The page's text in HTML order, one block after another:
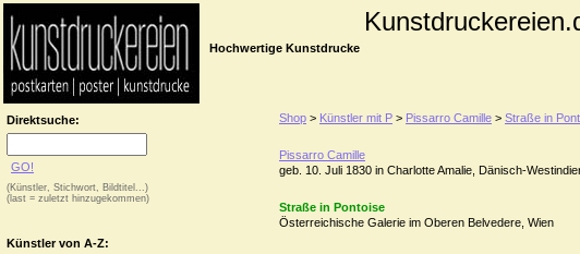
Hochwertige Kunstdrucke
Direktsuche:
GO!
(Künstler, Stichwort, Bildtitel...)
(last = zuletzt hinzugekommen)
Künstler von A-Z:
Shop > Künstler mit P > Pissarro Camille > Straße in
Pissarro Camille
geb. 10. Juli 1830 in Charlotte Amalie, Dänisch-
Straße in Pontoise
Österreichische Galerie im Oberen Belvedere, Wien